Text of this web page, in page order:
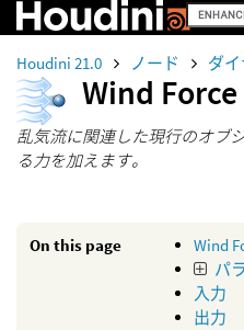
Houdini 21.0 ノード ダ
Wind Force
乱気流に関連した現行のオブ
る力を加えます。
On this page
Wind
パ
入力
出力